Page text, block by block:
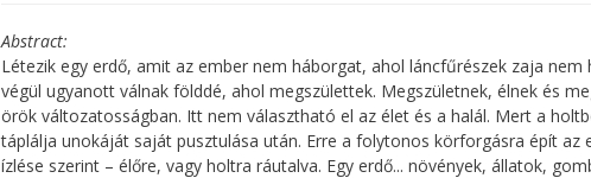
Abstract
Létezik egy erdő, amit az ember nem háborgat, ahol láncfűrészek zaja nem
végül ugyanott válnak földdé, ahol megszülettek. Megszületnek, élnek és
örök változatosságban. Itt nem választható el az élet és a halál. Mert a
táplálja unokáját saját pusztulása után. Erre a folytonos körforgásra épít az
ízlése szerint – élőre, vagy holtra ráutalva. Egy erdő... növények, állatok,